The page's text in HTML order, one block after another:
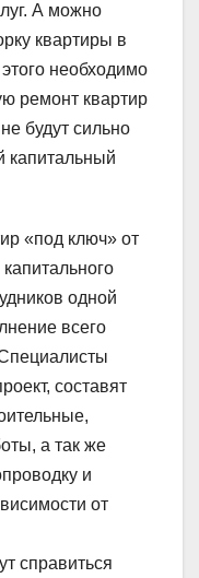
А можно
квартиры в
необходимо
ремонт квартир
будут сильно
капитальный
«под ключ» от
одной
всего
составят
а так же
и
от
справиться